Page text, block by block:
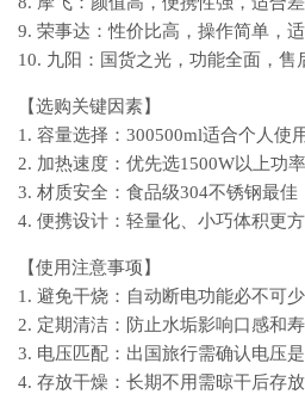
9. 荣事达：性价比高，操作简单，适
10. 九阳：国货之光，功能全面，售
【选购关键因素】
1. 容量选择：300500ml适合个人使
2. 加热速度：优先选1500W以上功
3. 材质安全：食品级304不锈钢最佳
4. 便携设计：轻量化、小巧体积更方
【使用注意事项】
1. 避免干烧：自动断电功能必不可少
2. 定期清洁：防止水垢影响口感和寿
3. 电压匹配：出国旅行需确认电压是
4. 存放干燥：长期不用需晾干后存放